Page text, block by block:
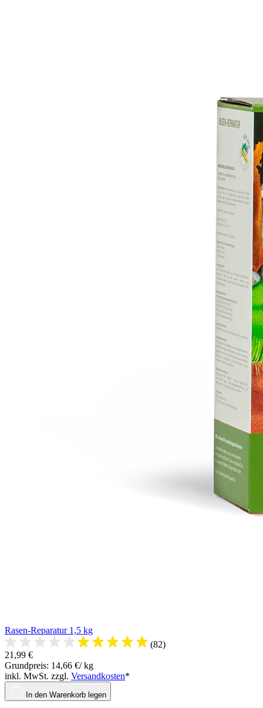
Rasen-Reparatur 1,5 kg
(82)
21,99 €
Grundpreis: 14,66 €/ kg
inkl. MwSt. zzgl. Versandkosten*
In den Warenkorb legen